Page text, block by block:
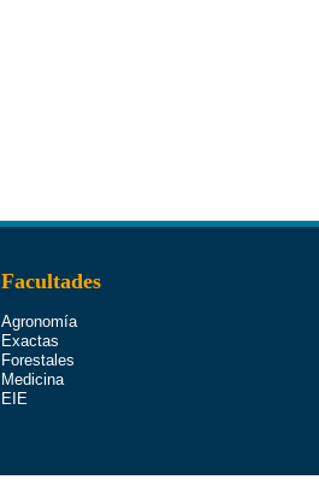
Facultades
Agronomía
Exactas
Forestales
Medicina
EIE